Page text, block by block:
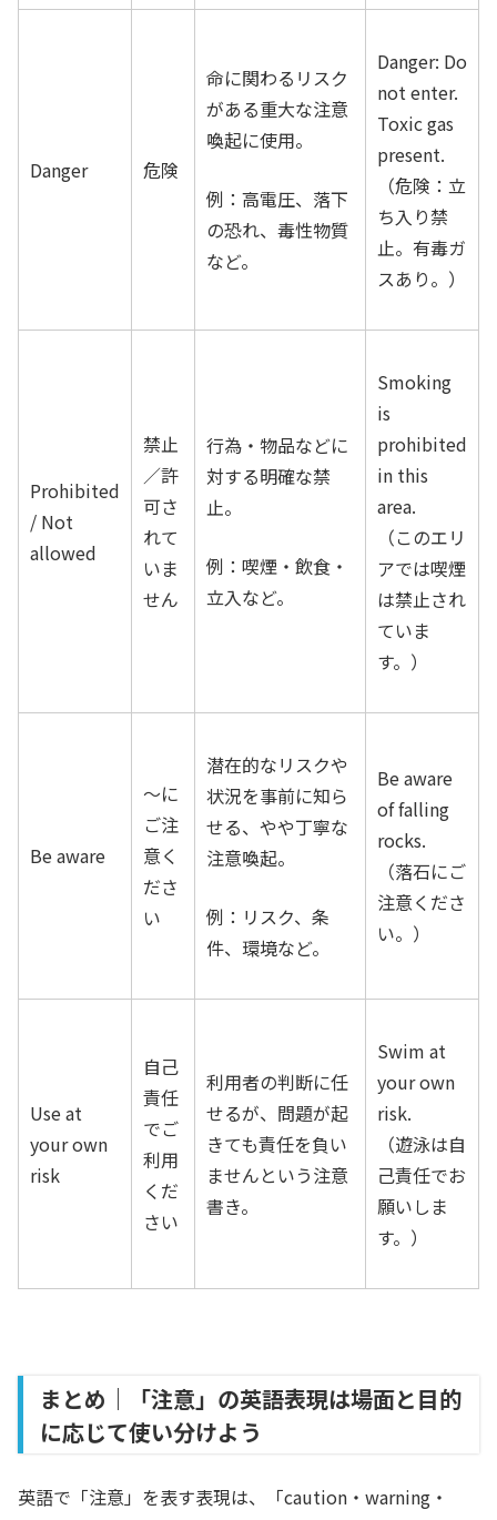
Danger 危険
命に関わるリスク
がある重大な注意
喚起に使用。
例：高電圧、落下
の恐れ、毒性物質
など。
Danger: Do
not enter.
Toxic gas
present.
（危険：立
ち入り禁
止。有毒ガ
スあり。）
Prohibited
/ Not
allowed
禁止
／許
可さ
れて
いま
せん
行為・物品などに
対する明確な禁
止。
例：喫煙・飲食・
立入など。
Smoking
is
prohibited
in this
area.
（このエリ
アでは喫煙
は禁止され
ていま
す。）
Be aware
〜に
ご注
意く
ださ
い
潜在的なリスクや
状況を事前に知ら
せる、やや丁寧な
注意喚起。
例：リスク、条
件、環境など。
Be aware
of falling
rocks.
（落石にご
注意くださ
い。）
Use at
your own
risk
自己
責任
でご
利用
くだ
さい
利用者の判断に任
せるが、問題が起
きても責任を負い
ませんという注意
書き。
Swim at
your own
risk.
（遊泳は自
己責任でお
願いしま
す。）
まとめ｜「注意」の英語表現は場面と目的
に応じて使い分けよう
英語で「注意」を表す表現は、「caution・warning・